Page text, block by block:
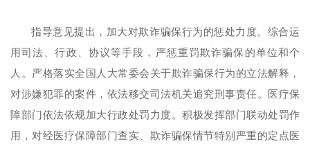
指导意见提出，加大对欺诈骗保行为的惩处力度。综合运
用司法、行政、协议等手段，严惩重罚欺诈骗保的单位和个
人。严格落实全国人大常委会关于欺诈骗保行为的立法解释，
对涉嫌犯罪的案件，依法移交司法机关追究刑事责任。医疗保
障部门依法依规加大行政处罚力度。积极发挥部门联动处罚作
用，对经医疗保障部门查实、欺诈骗保情节特别严重的定点医